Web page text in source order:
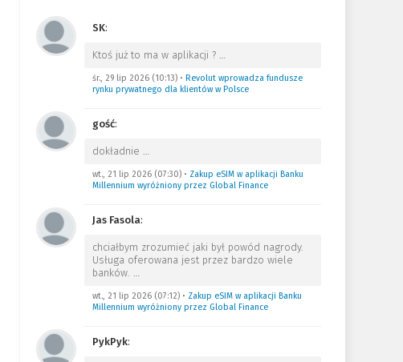
SK:
Ktoś już to ma w aplikacji ? …
śr., 29 lip 2026 (10:13)• Revolut wprowadza fundusze
rynku prywatnego dla klientów w Polsce
gość:
dokładnie …
wt., 21 lip 2026 (07:30)• Zakup eSIM w aplikacji Banku
Millennium wyróżniony przez Global Finance
Jas Fasola:
chciałbym zrozumieć jaki był powód nagrody.
Usługa oferowana jest przez bardzo wiele
banków. …
wt., 21 lip 2026 (07:12)• Zakup eSIM w aplikacji Banku
Millennium wyróżniony przez Global Finance
PykPyk: